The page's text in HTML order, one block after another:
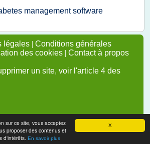
X
sur ce site, vous acceptez
proposer des contenus et
d'intérêts. En savoir plus
management software
légales | Conditions générales
des cookies | Contact à propos
un site, voir l'article 4 des